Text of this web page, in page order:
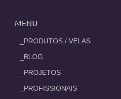
MENU
_PRODUTOS / VELAS
_BLOG
_PROJETOS
_PROFISSIONAIS